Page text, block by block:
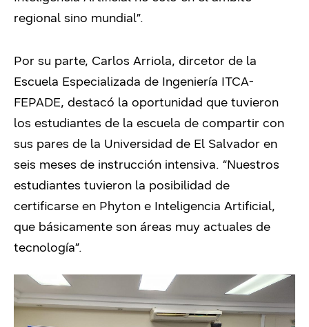
regional sino mundial”.
Por su parte, Carlos Arriola, dircetor de la
Escuela Especializada de Ingeniería ITCA-
FEPADE, destacó la oportunidad que tuvieron
los estudiantes de la escuela de compartir con
sus pares de la Universidad de El Salvador en
seis meses de instrucción intensiva. “Nuestros
estudiantes tuvieron la posibilidad de
certificarse en Phyton e Inteligencia Artificial,
que básicamente son áreas muy actuales de
tecnología”.